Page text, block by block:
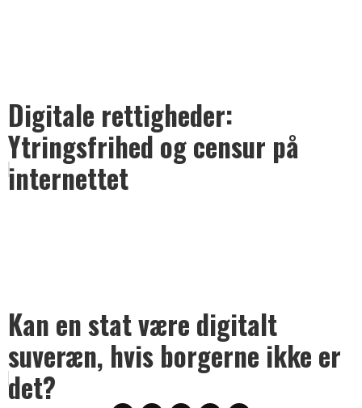
Digitale rettigheder:
Ytringsfrihed og censur på
internettet
Kan en stat være digitalt
suveræn, hvis borgerne ikke er
det?